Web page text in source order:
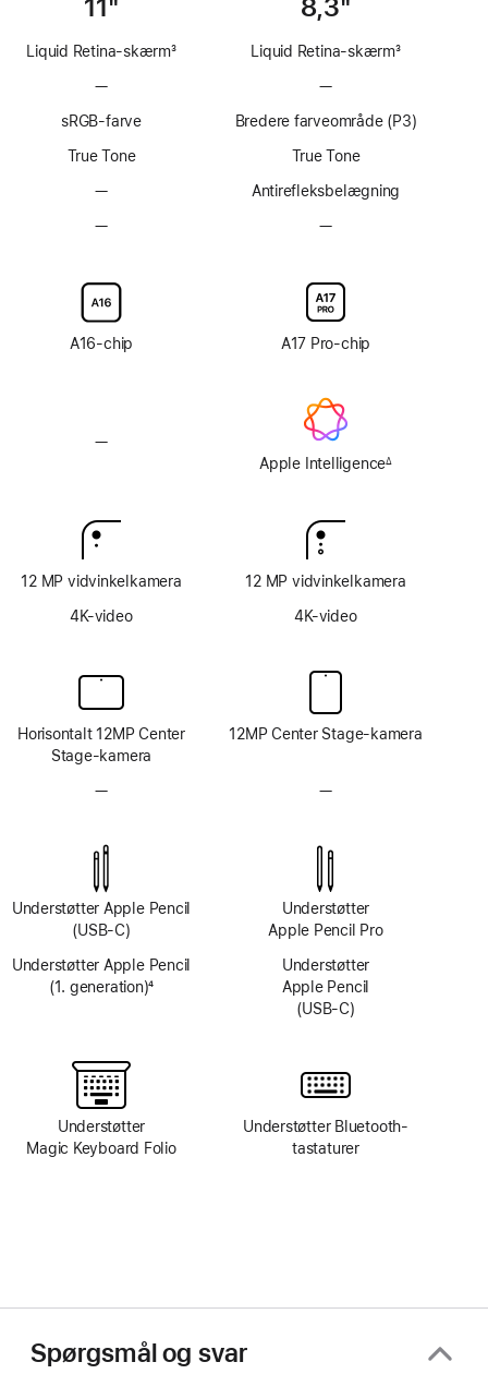
11"
Liquid Retina-skærm3
—Uden
teknologi
sRGB-farve
True Tone
—Ingen
—Skærmglas
kan
ikke
tilvælges
A16-chip
—Uden
12 MP vidvinkelkamera
4K-video
Horisontalt 12MP Center
Stage-kamera
—Intet
Understøtter Apple Pencil
(USB‑C)
Understøtter Apple Pencil
(1. generation)4
Understøtter
Magic Keyboard Folio
8,3"
Liquid Retina-skærm3
—Uden
teknologi
Bredere farveområde (P3)
True Tone
Antirefleksbelægning
—Skærmglas
kan
ikke
tilvælges
A17 Pro-chip
Apple Intelligence∆
12 MP vidvinkelkamera
4K-video
12MP Center Stage-kamera
—Intet
Understøtter
Apple Pencil Pro
Understøtter
Apple Pencil
(USB‑C)
Understøtter Bluetooth-
tastaturer
Spørgsmål og svar